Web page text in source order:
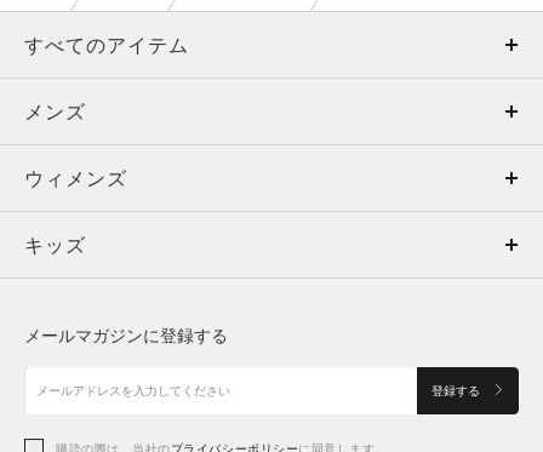
すべてのアイテム
メンズ
ウィメンズ
キッズ
アクセサリー
メンズ
トップス
ボトムス
アクセサリー
ウィメンズ
トップス
シューズ
キッズ
メールマガジンに登録する
登録する
購読の際は、当社のプライバシーポリシーに同意します。